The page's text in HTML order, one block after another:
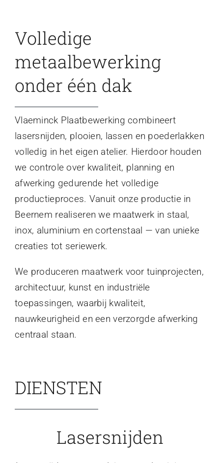
Volledige
metaalbewerking
onder één dak
Vlaeminck Plaatbewerking combineert
lasersnijden, plooien, lassen en poederlakken
volledig in het eigen atelier. Hierdoor houden
we controle over kwaliteit, planning en
afwerking gedurende het volledige
productieproces. Vanuit onze productie in
Beernem realiseren we maatwerk in staal,
inox, aluminium en cortenstaal — van unieke
creaties tot seriewerk.
We produceren maatwerk voor tuinprojecten,
architectuur, kunst en industriële
toepassingen, waarbij kwaliteit,
nauwkeurigheid en een verzorgde afwerking
centraal staan.
DIENSTEN
Lasersnijden